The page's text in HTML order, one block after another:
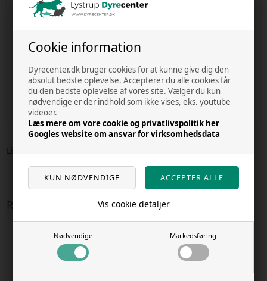
Cookie information
Dyrecenter.dk bruger cookies for at kunne give dig den
absolut bedste oplevelse. Accepterer du alle cookies får
du den bedste oplevelse af vores site. Vælger du kun
nødvendige er der indhold som ikke vises, eks. youtube
videoer.
Læs mere om vore cookie og privatlivspolitik her
Googles website om ansvar for virksomhedsdata
Nødvendige Markedsføring
Vis cookie detaljer
Producentinformation
Mejlbyvej 200, 8250 Egå, Danmark
tropica@tropica.com
GPSR data - se mere producent info her
Lignende varer
Relaterede varer